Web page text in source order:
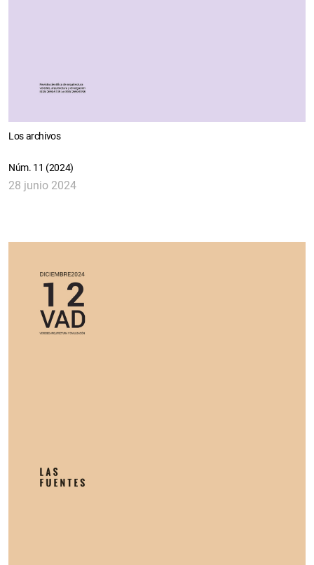
Los archivos
Núm. 11 (2024)
28 junio 2024